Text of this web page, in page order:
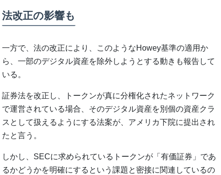
法改正の影響も
一方で、法の改正により、このようなHowey基準の適用か
ら、一部のデジタル資産を除外しようとする動きも報告して
いる。
証券法を改正し、トークンが真に分権化されたネットワーク
で運営されている場合、そのデジタル資産を別個の資産クラ
スとして扱えるようにする法案が、アメリカ下院に提出され
たと言う。
しかし、SECに求められているトークンが「有価証券」であ
るかどうかを明確にするという課題と密接に関連しているの